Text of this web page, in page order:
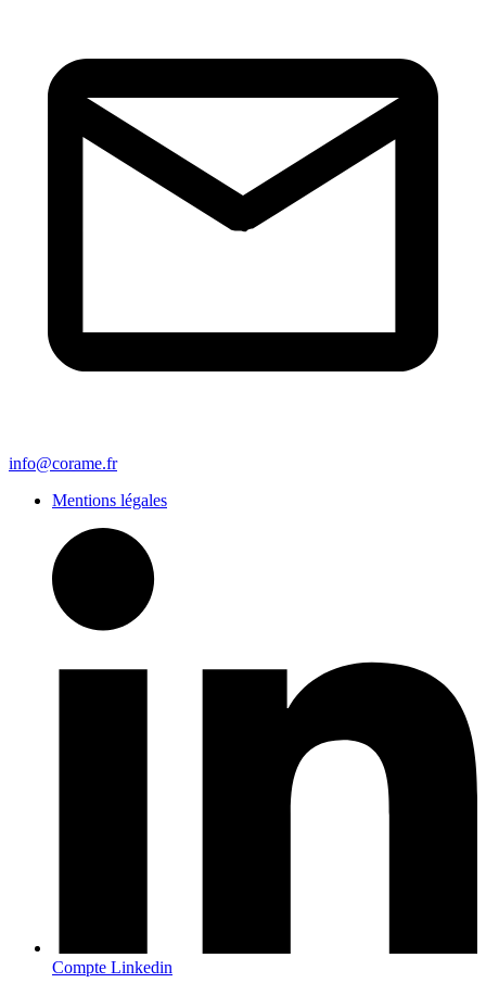
info@corame.fr
Mentions légales
Compte Linkedin